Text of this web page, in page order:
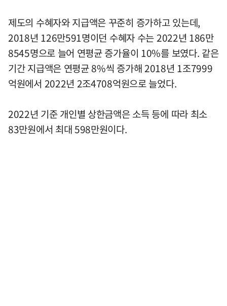
제도의 수혜자와 지급액은 꾸준히 증가하고 있는데,
2018년 126만591명이던 수혜자 수는 2022년 186만
8545명으로 늘어 연평균 증가율이 10%를 보였다. 같은
기간 지급액은 연평균 8%씩 증가해 2018년 1조7999
억원에서 2022년 2조4708억원으로 늘었다.
2022년 기준 개인별 상한금액은 소득 등에 따라 최소
83만원에서 최대 598만원이다.